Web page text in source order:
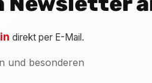
direkt per E-Mail.
und besonderen